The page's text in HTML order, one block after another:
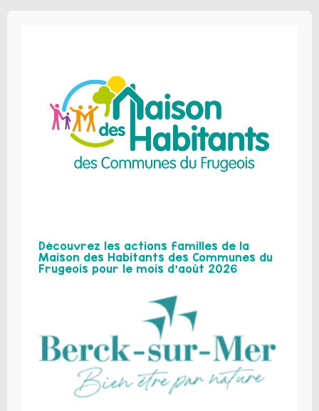
Découvrez les actions familles de la
Maison des Habitants des Communes du
Frugeois pour le mois d’août 2026